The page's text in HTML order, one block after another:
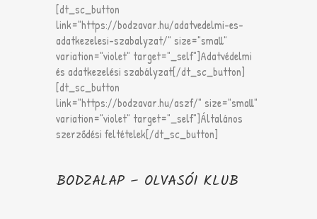
[dt_sc_button
link="https://bodzavar.hu/adatvedelmi-es-
adatkezelesi-szabalyzat/" size="small"
variation="violet" target="_self"]Adatvédelmi
és adatkezelési szabályzat[/dt_sc_button]
[dt_sc_button
link="https://bodzavar.hu/aszf/" size="small"
variation="violet" target="_self"]Általános
szerződési feltételek[/dt_sc_button]
BODZALAP – OLVASÓI KLUB